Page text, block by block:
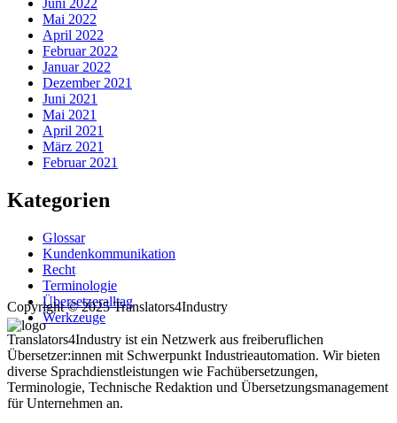
Juni 2022
Mai 2022
April 2022
Februar 2022
Januar 2022
Dezember 2021
Juni 2021
Mai 2021
April 2021
März 2021
Februar 2021
Kategorien
Glossar
Kundenkommunikation
Recht
Terminologie
Übersetzeralltag
Werkzeuge
Copyright © 2025 Translators4Industry
Translators4Industry ist ein Netzwerk aus freiberuflichen
Übersetzer:innen mit Schwerpunkt Industrieautomation. Wir bieten
diverse Sprachdienstleistungen wie Fachübersetzungen,
Terminologie, Technische Redaktion und Übersetzungsmanagement
für Unternehmen an.